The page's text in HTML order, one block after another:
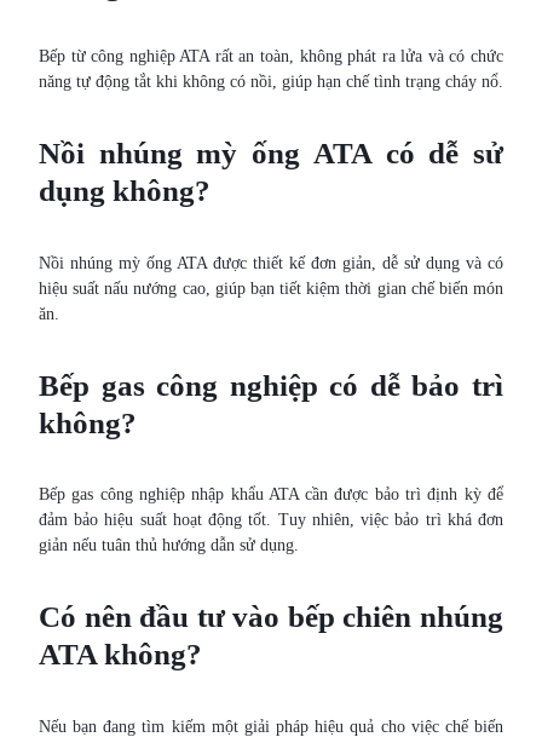
Bếp từ công nghiệp ATA rất an toàn, không phát ra lửa và có chức
năng tự động tắt khi không có nồi, giúp hạn chế tình trạng cháy nổ.
Nồi nhúng mỳ ống ATA có dễ sử
dụng không?
Nồi nhúng mỳ ống ATA được thiết kế đơn giản, dễ sử dụng và có
hiệu suất nấu nướng cao, giúp bạn tiết kiệm thời gian chế biến món
ăn.
Bếp gas công nghiệp có dễ bảo trì
không?
Bếp gas công nghiệp nhập khẩu ATA cần được bảo trì định kỳ để
đảm bảo hiệu suất hoạt động tốt. Tuy nhiên, việc bảo trì khá đơn
giản nếu tuân thủ hướng dẫn sử dụng.
Có nên đầu tư vào bếp chiên nhúng
ATA không?
Nếu bạn đang tìm kiếm một giải pháp hiệu quả cho việc chế biến